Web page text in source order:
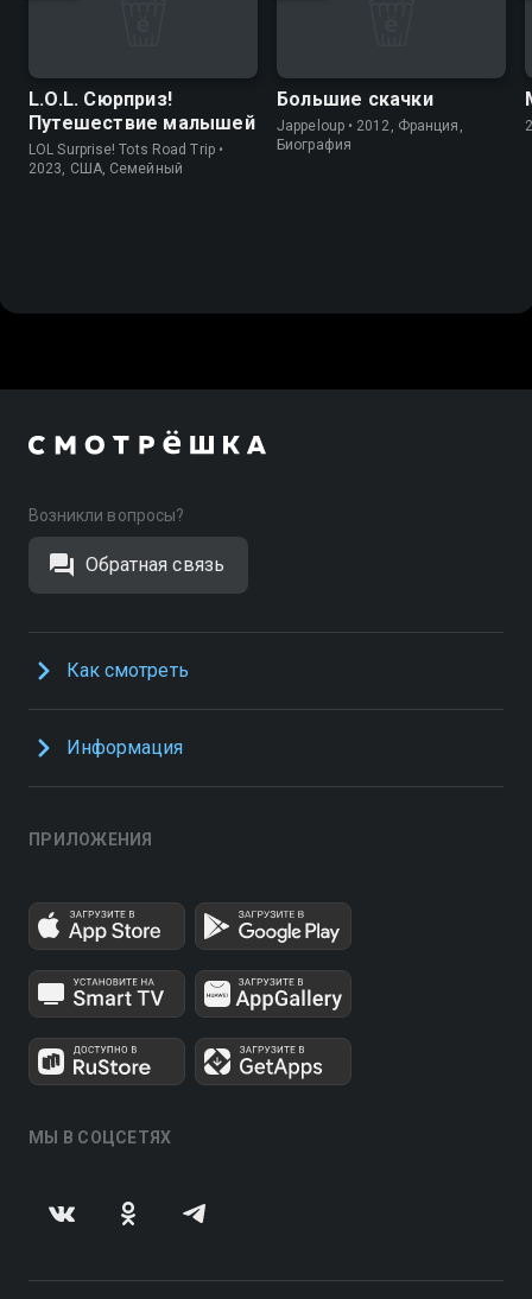
L.O.L. Сюрприз!
Путешествие малышей
LOL Surprise! Tots Road Trip •
2023, США, Cемейный
Большие скачки
Jappeloup • 2012, Франция,
Биография
Возникли вопросы?
Обратная связь
Как смотреть
Информация
ПРИЛОЖЕНИЯ
МЫ В СОЦСЕТЯХ